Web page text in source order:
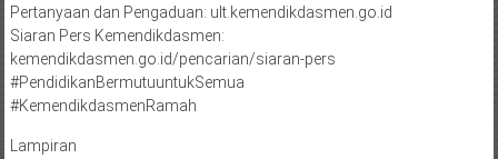
Pertanyaan dan Pengaduan: ult.kemendikdasmen.go.id
Siaran Pers Kemendikdasmen:
kemendikdasmen.go.id/pencarian/siaran-pers
#PendidikanBermutuuntukSemua
#KemendikdasmenRamah
Lampiran